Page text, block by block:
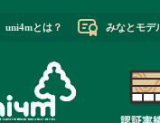
uni4mとは？ みなとモデ